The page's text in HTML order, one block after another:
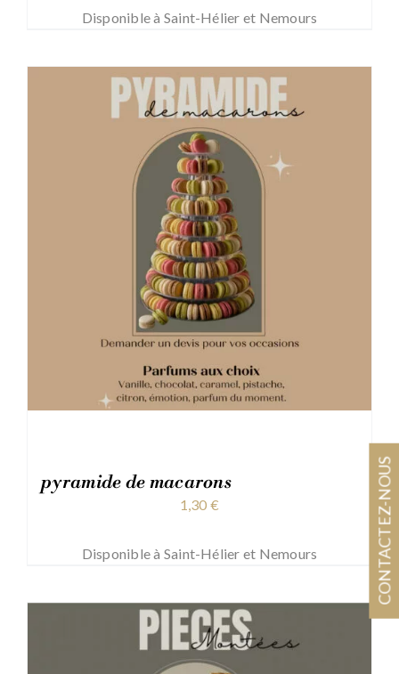
prix :
42,00 €
Disponible à Saint-Hélier et Nemours
pyramide de macarons
1,30 €
Disponible à Saint-Hélier et Nemours CONTACTEZ-NOUS